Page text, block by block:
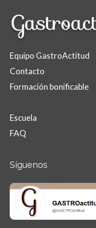
Equipo GastroActitud
Contacto
Formación bonificable
Escuela
FAQ
Síguenos